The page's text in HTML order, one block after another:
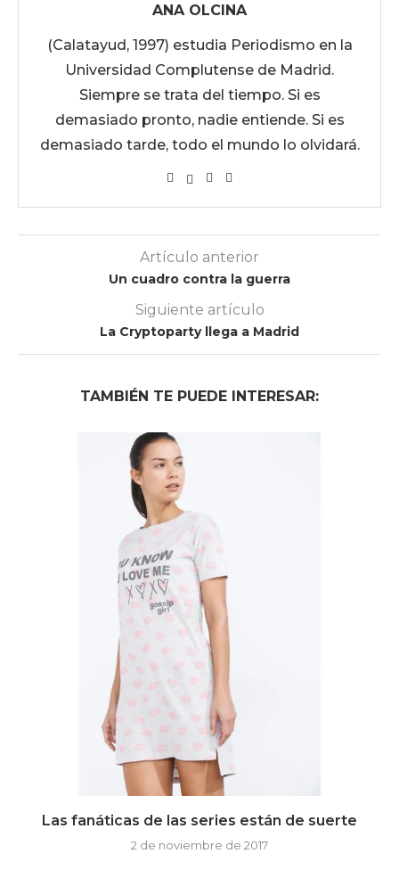
ANA OLCINA
(Calatayud, 1997) estudia Periodismo en la
Universidad Complutense de Madrid.
Siempre se trata del tiempo. Si es
demasiado pronto, nadie entiende. Si es
demasiado tarde, todo el mundo lo olvidará.
Artículo anterior
Un cuadro contra la guerra
Siguiente artículo
La Cryptoparty llega a Madrid
TAMBIÉN TE PUEDE INTERESAR:
Las fanáticas de las series están de suerte
2 de noviembre de 2017